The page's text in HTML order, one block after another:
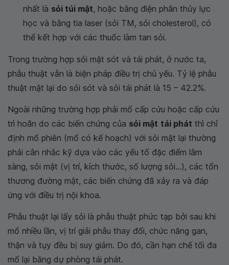
nhất là sỏi túi mật, hoặc bằng điện phân thủy lực
học và bằng tia laser (sỏi TM, sỏi cholesterol), có
thể kết hợp với các thuốc làm tan sỏi.
Trong trường hợp sỏi mật sót và tái phát, ở nước ta,
phẫu thuật vẫn là biện pháp điều trị chủ yếu. Tỷ lệ phẫu
thuật mật lại do sỏi sót và sỏi tái phát là 15 – 42.2%.
Ngoài những trường hợp phải mổ cấp cứu hoặc cấp cứu
trì hoãn do các biến chứng của sỏi mật tái phát thì chỉ
định mổ phiên (mổ có kế hoạch) với sỏi mật lại thường
phải cân nhắc kỹ dựa vào các yếu tố đặc điểm lâm
sàng, sỏi mật (vị trí, kích thước, số lượng sỏi...), các tổn
thương đường mật, các biến chứng đã xảy ra và đáp
ứng với điều trị nội khoa.
Phẫu thuật lại lấy sỏi là phẫu thuật phức tạp bởi sau khi
mổ nhiều lần, vị trí giải phẫu thay đổi, chức năng gan,
thận và tụy đều bị suy giảm. Do đó, cần hạn chế tối đa
mổ lại bằng dự phòng tái phát.